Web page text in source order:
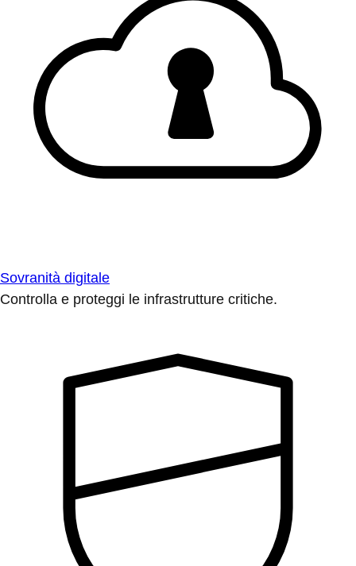
Sovranità digitale
Controlla e proteggi le infrastrutture critiche.